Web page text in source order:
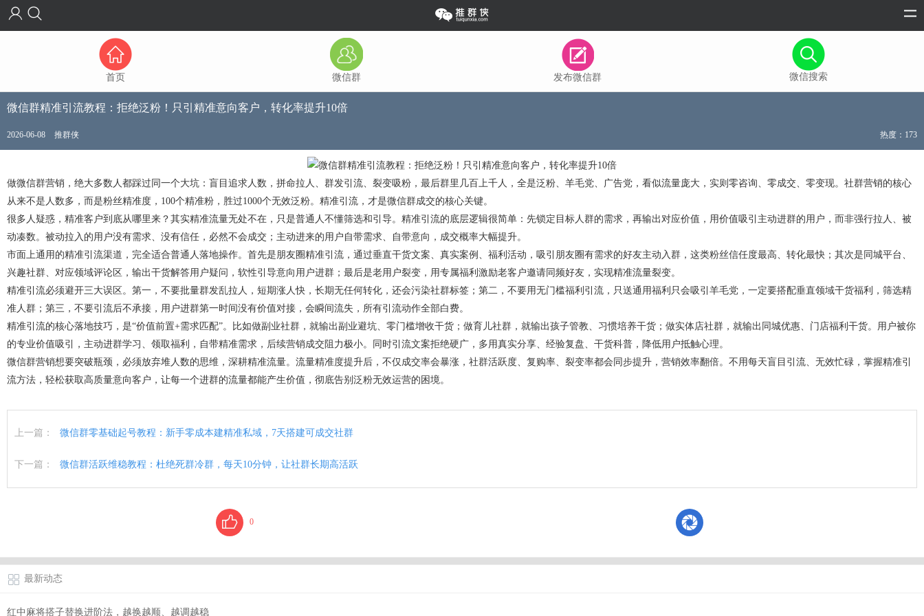
首页 微信群 发布微信群 微信搜索
微信群精准引流教程：拒绝泛粉！只引精准意向客户，转化率提升10倍
2026-06-08 推群侠 热度：173
做微信群营销，绝大多数人都踩过同一个大坑：盲目追求人数，拼命拉人、群发引流、裂变吸粉，最后群里几百上千人，全是泛粉、羊毛党、广告党，看似流量庞大，实则零咨询、零成交、零变现。社群营销的核心
从来不是人数多，而是粉丝精准度，100个精准粉，胜过1000个无效泛粉。精准引流，才是微信群成交的核心关键。
很多人疑惑，精准客户到底从哪里来？其实精准流量无处不在，只是普通人不懂筛选和引导。精准引流的底层逻辑很简单：先锁定目标人群的需求，再输出对应价值，用价值吸引主动进群的用户，而非强行拉人、被
动凑数。被动拉入的用户没有需求、没有信任，必然不会成交；主动进来的用户自带需求、自带意向，成交概率大幅提升。
市面上通用的精准引流渠道，完全适合普通人落地操作。首先是朋友圈精准引流，通过垂直干货文案、真实案例、福利活动，吸引朋友圈有需求的好友主动入群，这类粉丝信任度最高、转化最快；其次是同城平台、
兴趣社群、对应领域评论区，输出干货解答用户疑问，软性引导意向用户进群；最后是老用户裂变，用专属福利激励老客户邀请同频好友，实现精准流量裂变。
精准引流必须避开三大误区。第一，不要批量群发乱拉人，短期涨人快，长期无任何转化，还会污染社群标签；第二，不要用无门槛福利引流，只送通用福利只会吸引羊毛党，一定要搭配垂直领域干货福利，筛选精
准人群；第三，不要引流后不承接，用户进群第一时间没有价值对接，会瞬间流失，所有引流动作全部白费。
精准引流的核心落地技巧，是“价值前置+需求匹配”。比如做副业社群，就输出副业避坑、零门槛增收干货；做育儿社群，就输出孩子管教、习惯培养干货；做实体店社群，就输出同城优惠、门店福利干货。用户被你
的专业价值吸引，主动进群学习、领取福利，自带精准需求，后续营销成交阻力极小。同时引流文案拒绝硬广，多用真实分享、经验复盘、干货科普，降低用户抵触心理。
微信群营销想要突破瓶颈，必须放弃堆人数的思维，深耕精准流量。流量精准度提升后，不仅成交率会暴涨，社群活跃度、复购率、裂变率都会同步提升，营销效率翻倍。不用每天盲目引流、无效忙碌，掌握精准引
流方法，轻松获取高质量意向客户，让每一个进群的流量都能产生价值，彻底告别泛粉无效运营的困境。
上一篇： 微信群零基础起号教程：新手零成本建精准私域，7天搭建可成交社群
下一篇： 微信群活跃维稳教程：杜绝死群冷群，每天10分钟，让社群长期高活跃
0
最新动态
红中麻将搭子替换进阶法，越换越顺、越调越稳